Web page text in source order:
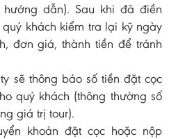
dẫn). Sau khi đã điền
khách kiểm tra lại kỹ ngày
đơn giá, thành tiền để tránh
sẽ thông báo số tiền đặt cọc
quý khách (thông thường số
giá trị tour).
khoản đặt cọc hoặc nộp